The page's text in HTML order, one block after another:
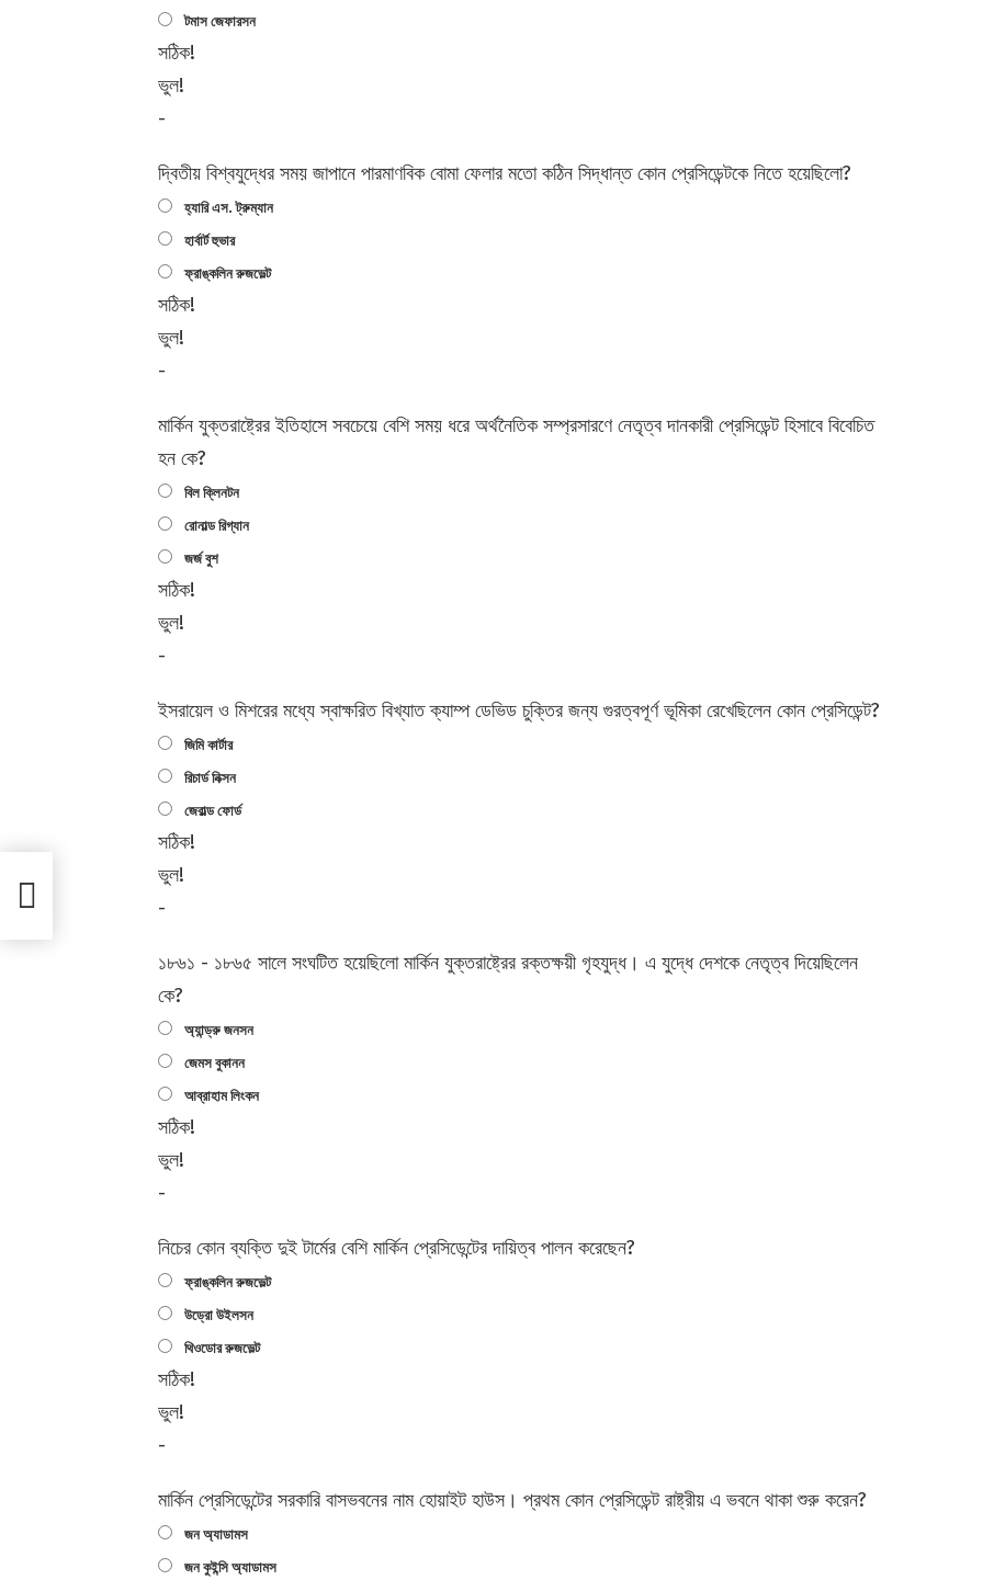
টমাস জেফারসন
সঠিক!
ভুল!
-
দ্বিতীয় বিশ্বযুদ্ধের সময় জাপানে পারমাণবিক বোমা ফেলার মতো কঠিন সিদ্ধান্ত কোন প্রেসিডেন্টকে নিতে হয়েছিলো?
হ্যারি এস. ট্রুম্যান
হার্বার্ট হুভার
ফ্রাঙ্কলিন রুজভেল্ট
সঠিক!
ভুল!
-
মার্কিন যুক্তরাষ্ট্রের ইতিহাসে সবচেয়ে বেশি সময় ধরে অর্থনৈতিক সম্প্রসারণে নেতৃত্ব দানকারী প্রেসিডেন্ট হিসাবে বিবেচিত
হন কে?
বিল ক্লিনটন
রোনাল্ড রিগ্যান
জর্জ বুশ
সঠিক!
ভুল!
-
ইসরায়েল ও মিশরের মধ্যে স্বাক্ষরিত বিখ্যাত ক্যাম্প ডেভিড চুক্তির জন্য গুরত্বপূর্ণ ভূমিকা রেখেছিলেন কোন প্রেসিডেন্ট?
জিমি কার্টার
রিচার্ড নিক্সন
জেরাল্ড ফোর্ড
সঠিক!
ভুল!
-
১৮৬১ - ১৮৬৫ সালে সংঘটিত হয়েছিলো মার্কিন যুক্তরাষ্ট্রের রক্তক্ষয়ী গৃহযুদ্ধ। এ যুদ্ধে দেশকে নেতৃত্ব দিয়েছিলেন
কে?
অ্যান্ড্রু জনসন
জেমস বুকানন
আব্রাহাম লিংকন
সঠিক!
ভুল!
-
নিচের কোন ব্যক্তি দুই টার্মের বেশি মার্কিন প্রেসিডেন্টের দায়িত্ব পালন করেছেন?
ফ্রাঙ্কলিন রুজভেল্ট
উড্রো উইলসন
থিওডোর রুজভেল্ট
সঠিক!
ভুল!
-
মার্কিন প্রেসিডেন্টের সরকারি বাসভবনের নাম হোয়াইট হাউস। প্রথম কোন প্রেসিডেন্ট রাষ্ট্রীয় এ ভবনে থাকা শুরু করেন?
জন অ্যাডামস
জন কুইন্সি অ্যাডামস